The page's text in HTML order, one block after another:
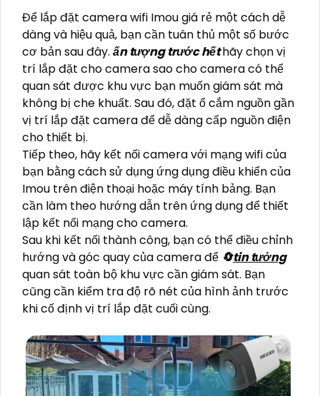
Để lắp đặt camera wifi Imou giá rẻ một cách dễ
dàng và hiệu quả, bạn cần tuân thủ một số bước
cơ bản sau đây. ấn tượng trước hếthãy chọn vị
trí lắp đặt cho camera sao cho camera có thể
quan sát được khu vực bạn muốn giám sát mà
không bị che khuất. Sau đó, đặt ổ cắm nguồn gần
vị trí lắp đặt camera để dễ dàng cấp nguồn điện
cho thiết bị.
Tiếp theo, hãy kết nối camera với mạng wifi của
bạn bằng cách sử dụng ứng dụng điều khiển của
Imou trên điện thoại hoặc máy tính bảng. Bạn
cần làm theo hướng dẫn trên ứng dụng để thiết
lập kết nối mạng cho camera.
Sau khi kết nối thành công, bạn có thể điều chỉnh
hướng và góc quay của camera để 🔄tin tưởng
quan sát toàn bộ khu vực cần giám sát. Bạn
cũng cần kiểm tra độ rõ nét của hình ảnh trước
khi cố định vị trí lắp đặt cuối cùng.